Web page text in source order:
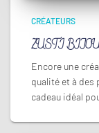
CRÉATEURS
ZUSTI
Encore une
qualité et à des
cadeau idéal